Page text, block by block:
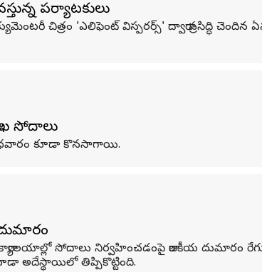
పర్యాటకులు
చిత్రం 'ఎలిఫెంట్ విస్పరర్స్' ద్వారా ప్రసిద్ధి చెందిన
సోదాలు
కూడా కొనసాగాయి.
సోదాలు నిర్వహించడంపై రాజకీయ దుమారం
అదేస్థాయిలో తిప్పికొట్టింది.